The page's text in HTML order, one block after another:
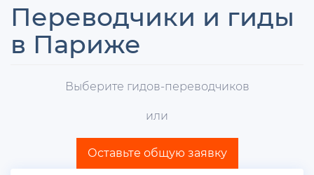
Переводчики и гиды
в Париже
Выберите гидов-переводчиков
или
Оставьте общую заявку